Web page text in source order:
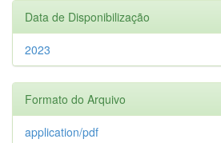
Data de Disponibilização
2023
Formato do Arquivo
application/pdf